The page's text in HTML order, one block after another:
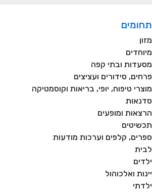
תחומים
מזון
מיוחדים
מסעדות ובתי קפה
פרחים, סידורים ועציצים
מוצרי טיפוח, יופי, בריאות וקוסמטיקה
סדנאות
הרצאות ומופעים
תכשיטים
ספרים, קלפים וערכות מודעות
לבית
ילדים
יינות ואלכוהול
ילדתי